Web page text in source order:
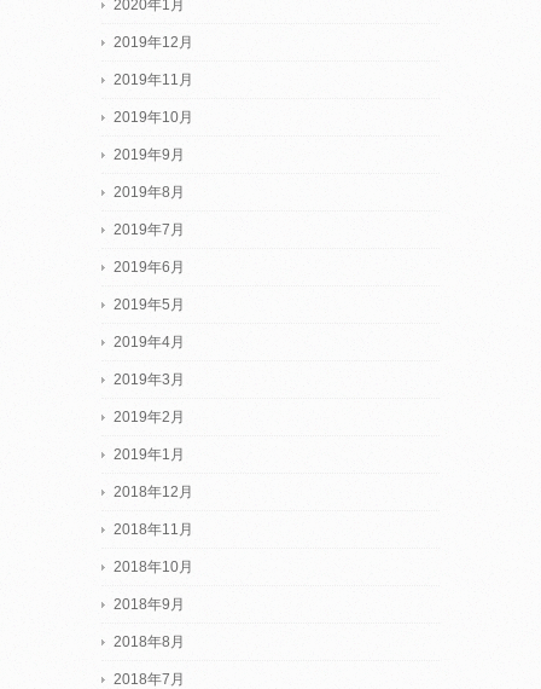
2020年1月
2019年12月
2019年11月
2019年10月
2019年9月
2019年8月
2019年7月
2019年6月
2019年5月
2019年4月
2019年3月
2019年2月
2019年1月
2018年12月
2018年11月
2018年10月
2018年9月
2018年8月
2018年7月